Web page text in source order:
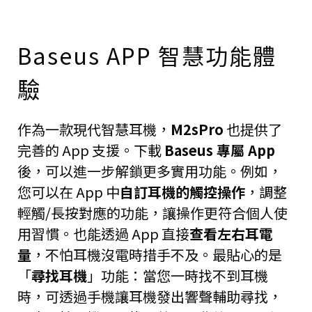
Baseus APP 智慧功能體
驗
作為一款現代智慧耳機， M2sPro 也提供了
完善的 App 支援。下載 Baseus 專屬 App
後，可以進一步解鎖更多實用功能。例如，
您可以在 App 中自訂耳機的觸控操作 ，調整
輕觸/長按對應的功能，讓操作更符合個人使
用習慣。也能透過 App 直接查看左右耳電
量 ，不怕耳機沒電時措手不及。最貼心的是
「尋找耳機」功能：當您一時找不到耳機
時，可透過手機讓耳機發出響聲輔助尋找，